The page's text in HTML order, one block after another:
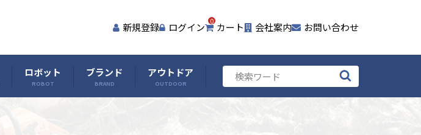
新規登録 ログイン 0 カート 会社案内 お問い合わせ
ロボット
ROBOT
ブランド
BRAND
アウトドア
OUTDOOR